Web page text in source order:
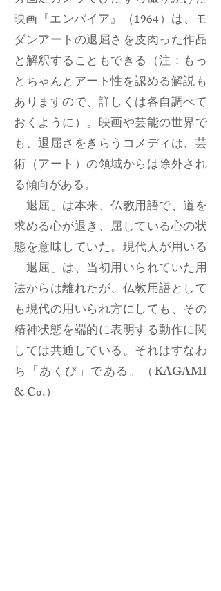
映画『エンパイア』（1964）は、モ
ダンアートの退屈さを皮肉った作品
と解釈することもできる（注：もっ
とちゃんとアート性を認める解説も
ありますので、詳しくは各自調べて
おくように）。映画や芸能の世界で
も、退屈さをきらうコメディは、芸
術（アート）の領域からは除外され
る傾向がある。
「退屈」は本来、仏教用語で、道を
求める心が退き、屈している心の状
態を意味していた。現代人が用いる
「退屈」は、当初用いられていた用
法からは離れたが、仏教用語として
も現代の用いられ方にしても、その
精神状態を端的に表明する動作に関
しては共通している。それはすなわ
ち「あくび」である。（KAGAMI
& Co.）